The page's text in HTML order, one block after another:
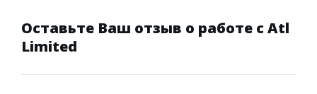
Оставьте Ваш отзыв о работе с Atl
Limited